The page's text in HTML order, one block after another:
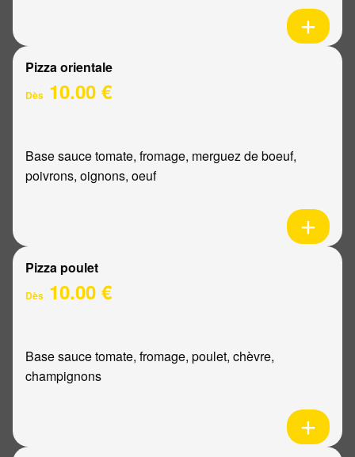
Pizza orientale
Dès 10.00 €
Base sauce tomate, fromage, merguez de boeuf,
poivrons, oignons, oeuf
Pizza poulet
Dès 10.00 €
Base sauce tomate, fromage, poulet, chèvre,
champignons